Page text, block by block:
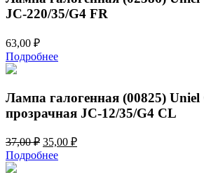
JC-220/35/G4 FR
63,00 ₽
Подробнее
Лампа галогенная (00825) Uniel
прозрачная JC-12/35/G4 CL
37,00₽ Первоначальная
цена
составляла
35,00 ₽Текущая
Подробнее